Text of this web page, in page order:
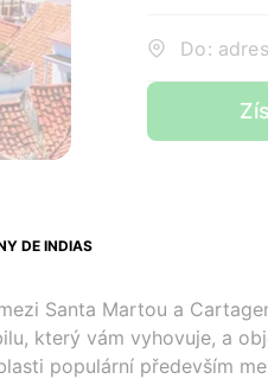
Do:
DE INDIAS
Santa Martou a
který vám vyhovuje, a
populární především